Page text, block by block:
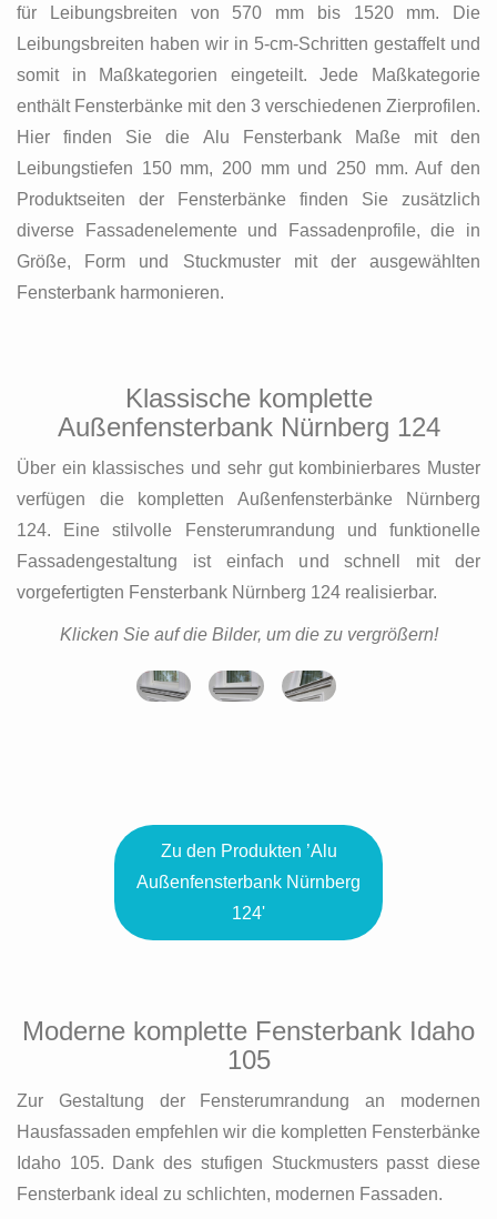
für Leibungsbreiten von 570 mm bis 1520 mm. Die
Leibungsbreiten haben wir in 5-cm-Schritten gestaffelt und
somit in Maßkategorien eingeteilt. Jede Maßkategorie
enthält Fensterbänke mit den 3 verschiedenen Zierprofilen.
Hier finden Sie die Alu Fensterbank Maße mit den
Leibungstiefen 150 mm, 200 mm und 250 mm. Auf den
Produktseiten der Fensterbänke finden Sie zusätzlich
diverse Fassadenelemente und Fassadenprofile, die in
Größe, Form und Stuckmuster mit der ausgewählten
Fensterbank harmonieren.
Klassische komplette
Außenfensterbank Nürnberg 124
Über ein klassisches und sehr gut kombinierbares Muster
verfügen die kompletten Außenfensterbänke Nürnberg
124. Eine stilvolle Fensterumrandung und funktionelle
Fassadengestaltung ist einfach und schnell mit der
vorgefertigten Fensterbank Nürnberg 124 realisierbar.
Klicken Sie auf die Bilder, um die zu vergrößern!
Zu den Produkten ’Alu
Außenfensterbank Nürnberg
124'
Moderne komplette Fensterbank Idaho
105
Zur Gestaltung der Fensterumrandung an modernen
Hausfassaden empfehlen wir die kompletten Fensterbänke
Idaho 105. Dank des stufigen Stuckmusters passt diese
Fensterbank ideal zu schlichten, modernen Fassaden.